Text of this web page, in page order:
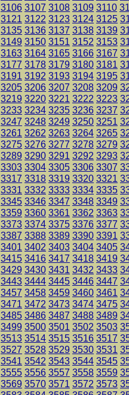
3106 3107 3108 3109 3110
3121 3122 3123 3124 3125
3135 3136 3137 3138 3139
3149 3150 3151 3152 3153
3163 3164 3165 3166 3167
3177 3178 3179 3180 3181
3191 3192 3193 3194 3195
3205 3206 3207 3208 3209
3219 3220 3221 3222 3223
3233 3234 3235 3236 3237
3247 3248 3249 3250 3251
3261 3262 3263 3264 3265
3275 3276 3277 3278 3279
3289 3290 3291 3292 3293
3303 3304 3305 3306 3307
3317 3318 3319 3320 3321
3331 3332 3333 3334 3335
3345 3346 3347 3348 3349
3359 3360 3361 3362 3363
3373 3374 3375 3376 3377
3387 3388 3389 3390 3391
3401 3402 3403 3404 3405
3415 3416 3417 3418 3419
3429 3430 3431 3432 3433
3443 3444 3445 3446 3447
3457 3458 3459 3460 3461
3471 3472 3473 3474 3475
3485 3486 3487 3488 3489
3499 3500 3501 3502 3503
3513 3514 3515 3516 3517
3527 3528 3529 3530 3531
3541 3542 3543 3544 3545
3555 3556 3557 3558 3559
3569 3570 3571 3572 3573